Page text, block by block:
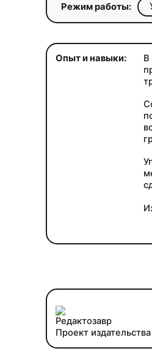
Режим работы:
Опыт и навыки:
В
Проект